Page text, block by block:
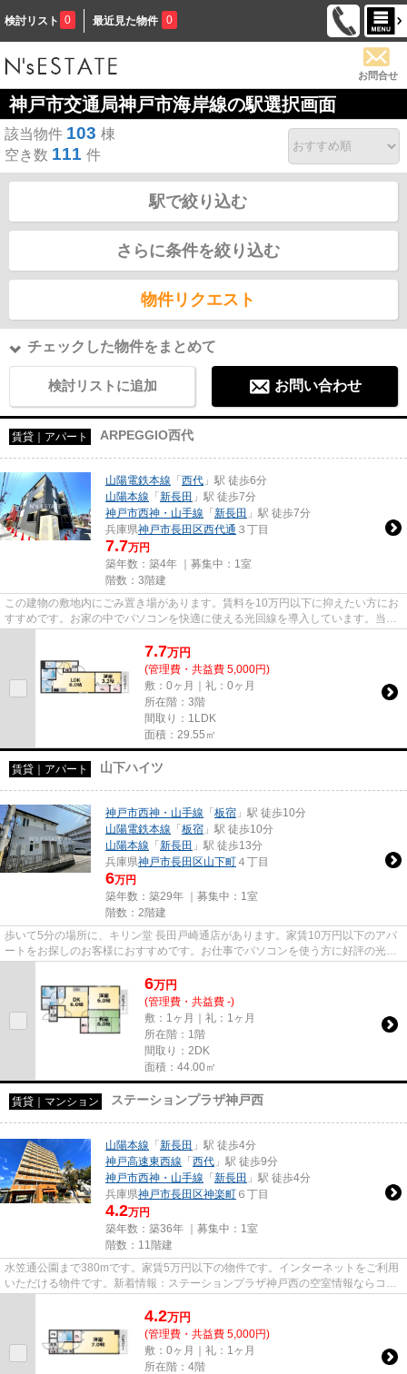
検討リスト 0 最近見た物件 0
お問合せ
神戸市交通局神戸市海岸線の駅選択画面
該当物件 103 棟
空き数 111 件
駅で絞り込む
さらに条件を絞り込む
物件リクエスト
チェックした物件をまとめて
検討リストに追加 お問い合わせ
賃貸｜アパート ARPEGGIO西代
山陽電鉄本線 「 西代 」駅 徒歩6分
山陽本線 「 新長田 」駅 徒歩7分
神戸市西神・山手線 「 新長田 」駅 徒歩7分
兵庫県神戸市長田区西代通 ３丁目
7.7万円
築年数：築4年 ｜募集中： 1室
階数：3階建
この建物の敷地内にごみ置き場があります。賃料を10万円以下に抑えたい方にお
すすめです。お家の中でパソコンを快適に使える光回線を導入しています。当社
7.7万円
(管理費・共益費 5,000円)
敷：0ヶ月｜礼：0ヶ月
所在階：3階
間取り：1LDK
面積：29.55㎡
賃貸｜アパート 山下ハイツ
神戸市西神・山手線 「 板宿 」駅 徒歩10分
山陽電鉄本線 「 板宿 」駅 徒歩10分
山陽本線 「 新長田 」駅 徒歩13分
兵庫県神戸市長田区山下町 ４丁目
6万円
築年数：築29年 ｜募集中： 1室
階数：2階建
歩いて5分の場所に、キリン堂 長田戸崎通店があります。家賃10万円以下のアパ
ートをお探しのお客様におすすめです。お仕事でパソコンを使う方に好評の光回
6万円
(管理費・共益費 -)
敷：1ヶ月｜礼：1ヶ月
所在階：1階
間取り：2DK
面積：44.00㎡
賃貸｜マンション ステーションプラザ神戸西
山陽本線 「 新長田 」駅 徒歩4分
神戸高速東西線 「 西代 」駅 徒歩9分
神戸市西神・山手線 「 新長田 」駅 徒歩4分
兵庫県神戸市長田区神楽町 ６丁目
4.2万円
築年数：築36年 ｜募集中： 1室
階数：11階建
水笠通公園まで380mです。家賃5万円以下の物件です。インターネットをご利用
いただける物件です。新着情報：ステーションプラザ神戸西の空室情報ならコチ
4.2万円
(管理費・共益費 5,000円)
敷：0ヶ月｜礼：1ヶ月
所在階：4階